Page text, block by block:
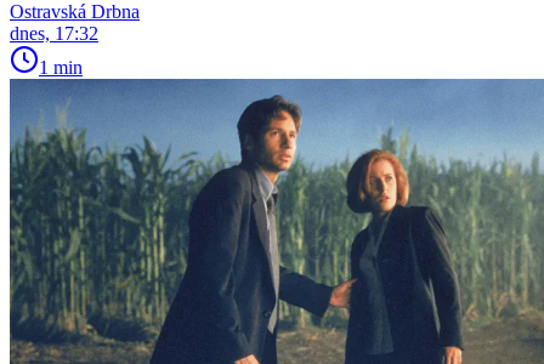
Ostravská Drbna
dnes, 17:32
1 min